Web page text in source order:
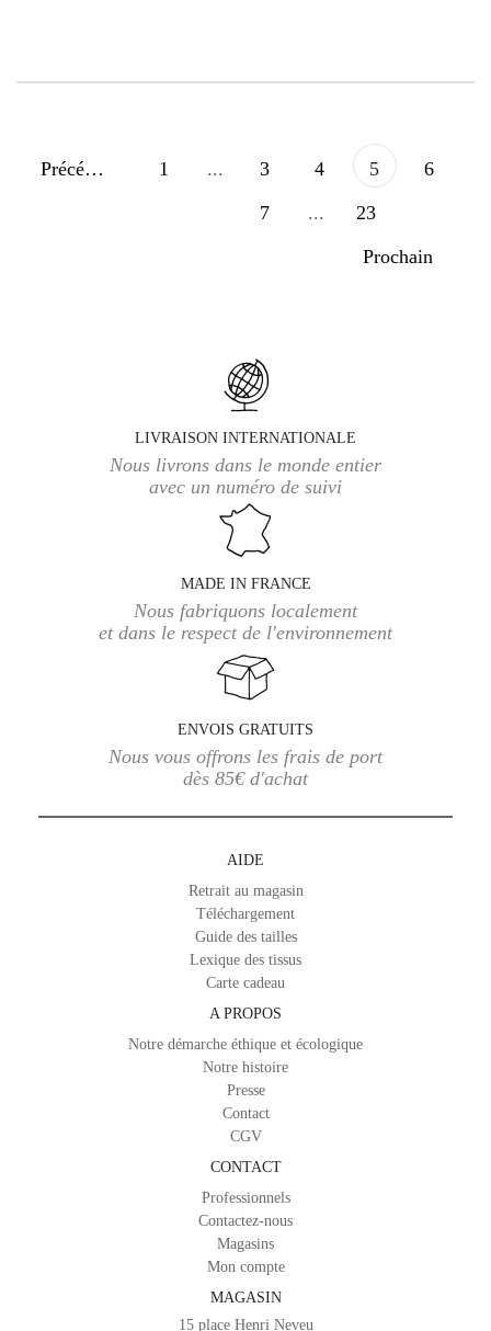
Précédent 1 ... 3 4 5
6
7
...
23
Prochain
LIVRAISON INTERNATIONALE
Nous livrons dans le monde entier
avec un numéro de suivi
MADE IN FRANCE
Nous fabriquons localement
et dans le respect de l'environnement
ENVOIS GRATUITS
Nous vous offrons les frais de port
dès 85€ d'achat
AIDE
Retrait au magasin
Téléchargement
Guide des tailles
Lexique des tissus
Carte cadeau
A PROPOS
Notre démarche éthique et écologique
Notre histoire
Presse
Contact
CGV
CONTACT
Professionnels
Contactez-nous
Magasins
Mon compte
MAGASIN
15 place Henri Neveu